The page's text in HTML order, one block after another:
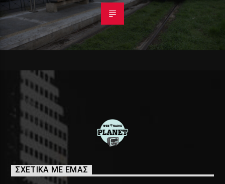
ΣΧΕΤΙΚΑ ΜΕ ΕΜΑΣ